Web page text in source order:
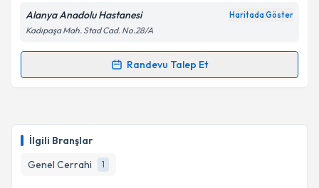
İlgili Branşlar
Genel Cerrahi
1
kapsamda işlenmesini kabul ediyorum.
Takvim Talebini Gönder
Alanya Anadolu Hastanesi Haritada Göster
Kadıpaşa Mah. Stad Cad. No.28/A
Randevu Talep Et
Randevu Takvimi Talebi
takvim hazırlandığında e-posta ile bilgilendireceğiz.
E-posta Adresiniz